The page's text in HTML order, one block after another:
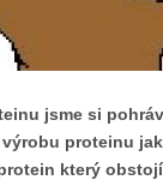
jsme si
proteinu
který